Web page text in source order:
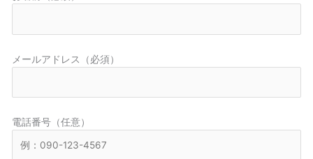
メールアドレス（必須）
電話番号（任意）